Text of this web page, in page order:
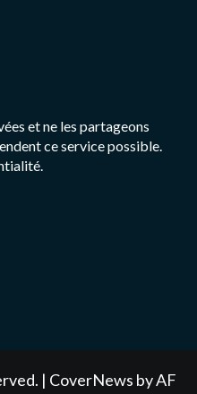
et ne les partageons
ce service possible.
| CoverNews by AF